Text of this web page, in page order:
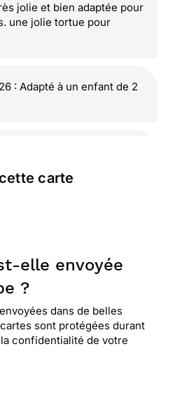
jolie et bien adaptée pour
une jolie tortue pour
: Adapté à un enfant de 2
se sont des cartes d
je ne le voit pas vite
à part ça tout est parfait
: Satisfait très bien
carte
elle envoyée
?
dans de belles
sont protégées durant
confidentialité de votre